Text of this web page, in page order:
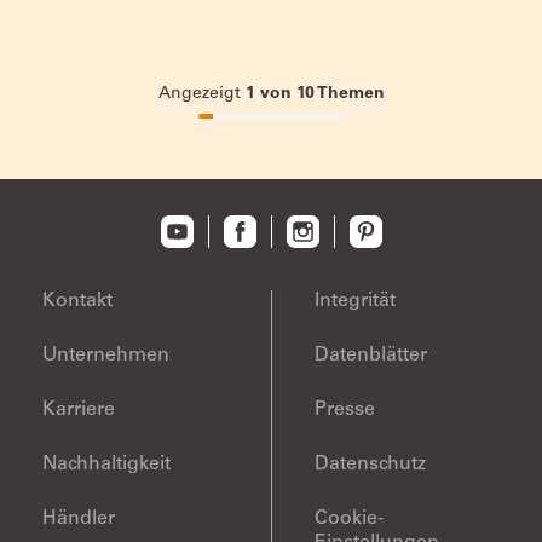
Angezeigt 1 von 10Themen
10%
Kontakt
Unternehmen
Karriere
Nachhaltigkeit
Händler
Integrität
Datenblätter
Presse
Datenschutz
Cookie-